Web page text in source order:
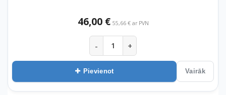
46,00 € 55,66 € ar PVN
- +
Pievienot Vairāk